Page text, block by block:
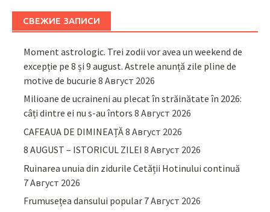
СВЕЖИЕ ЗАПИСИ
Moment astrologic. Trei zodii vor avea un weekend de
excepție pe 8 și 9 august. Astrele anunță zile pline de
motive de bucurie 8 Август 2026
Milioane de ucraineni au plecat în străinătate în 2026:
câți dintre ei nu s-au întors 8 Август 2026
CAFEAUA DE DIMINEAȚĂ8 Август 2026
8 AUGUST – ISTORICUL ZILEI 8 Август 2026
Ruinarea unuia din zidurile Cetății Hotinului continuă
7 Август 2026
Frumusețea dansului popular 7 Август 2026